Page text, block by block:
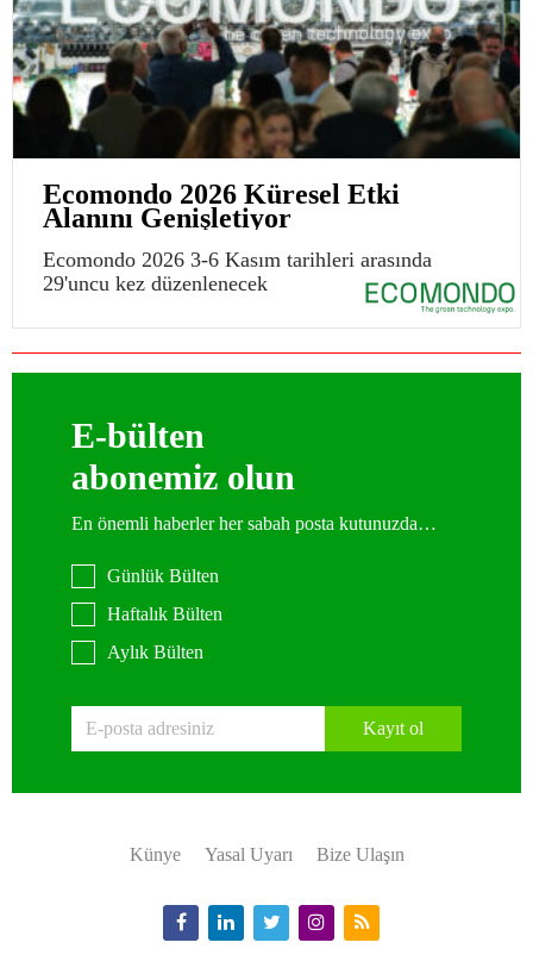
Ecomondo 2026 Küresel Etki
Alanını Genişletiyor
Ecomondo 2026 3-6 Kasım tarihleri arasında
29'uncu kez düzenlenecek
E-bülten
abonemiz olun
En önemli haberler her sabah posta kutunuzda…
Günlük Bülten
Haftalık Bülten
Aylık Bülten
Kayıt ol
Künye Yasal Uyarı Bize Ulaşın